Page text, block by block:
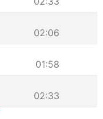
02:06
01:58
02:33